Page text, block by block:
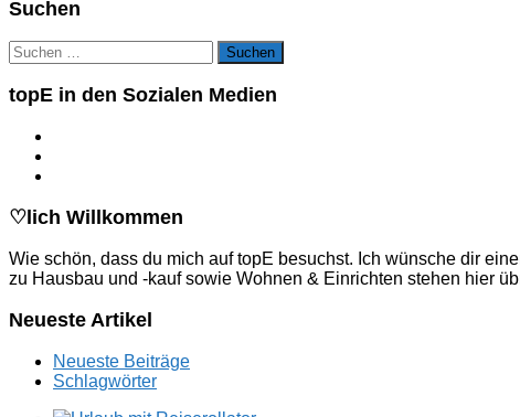
Suchen
Suchen
nach:
topE in den Sozialen Medien
♡lich Willkommen
Wie schön, dass du mich auf topE besuchst. Ich wünsche dir
zu Hausbau und -kauf sowie Wohnen & Einrichten stehen hier
Neueste Artikel
Neueste Beiträge
Schlagwörter